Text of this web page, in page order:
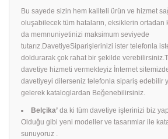
Bu sayede sizin hem kaliteli ürün ve hizmet
oluşabilecek tüm hataların, eksiklerin ortadan
da memnuniyetinizi maksimum seviyede
tutarız.DavetiyeSiparişlerinizi ister telefonla
doldurarak çok rahat bir şekilde
davetiye hizmeti vermekteyiz İnternet
davetiyeyi dilerseniz telefonla sipariş edebilir
gelerek kataloglardan Beğenebilirsiniz.
Belçika’ da ki tüm davetiye işlerinizi biz
Olduğu gibi yeni modeller ve tasarımlar ile
sunuyoruz .